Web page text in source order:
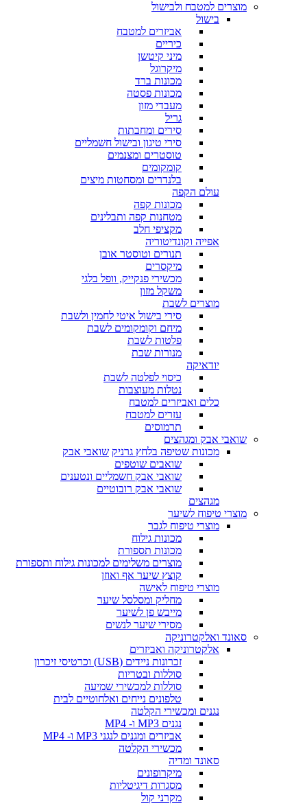
מוצרים למטבח ולבישול
בישול
אביזרים למטבח
כיריים
מיני קיטשן
מיקרוגל
מכונות ברד
מכונות פסטה
מעבדי מזון
גריל
סירים ומחבתות
סירי טיגון ובישול חשמליים
טוסטרים ומצנמים
קומקומים
בלנדרים ומסחטות מיצים
עולם הקפה
מכונות קפה
מטחנות קפה ותבלינים
מקציפי חלב
אפייה וקונדיטוריה
תנורים וטוסטר אובן
מיקסרים
מכשירי פנקייק, וופל בלגי
משקל מזון
מוצרים לשבת
סירי בישול איטי לחמין ולשבת
מיחם וקומקומים לשבת
פלטות לשבת
מנורות שבת
יודאיקה
כיסוי לפלטה לשבת
נטלות מעוצבות
כלים ואביזרים למטבח
עזרים למטבח
תרמוסים
שואבי אבק ומגהצים
מכונות שטיפה בלחץ גרניק שואבי אבק
שואבים שוטפים
שואבי אבק חשמליים ונטענים
שואבי אבק רובוטיים
מגהצים
מוצרי טיפוח לשיער
מוצרי טיפוח לגבר
מכונות גילוח
מכונות תספורת
מוצרים משלימים למכונות גילוח ותספורת
קוצץ שיער אף ואוזן
מוצרי טיפוח לאישה
מחליק ומסלסל שיער
מייבש פן לשיער
מסירי שיער לנשים
סאונד ואלקטרוניקה
אלקטרוניקה ואביזרים
זכרונות ניידים (USB) וכרטיסי זיכרון
סוללות ובטריות
סוללות למכשירי שמיעה
טלפונים נייחים ואלחוטיים לבית
נגנים ומכשירי הקלטה
נגנים MP3 ו- MP4
אביזרים ומגנים לנגני MP3 ו- MP4
מכשירי הקלטה
סאונד ומדיה
מיקרופונים
מסגרות דיגיטליות
מקרני קול